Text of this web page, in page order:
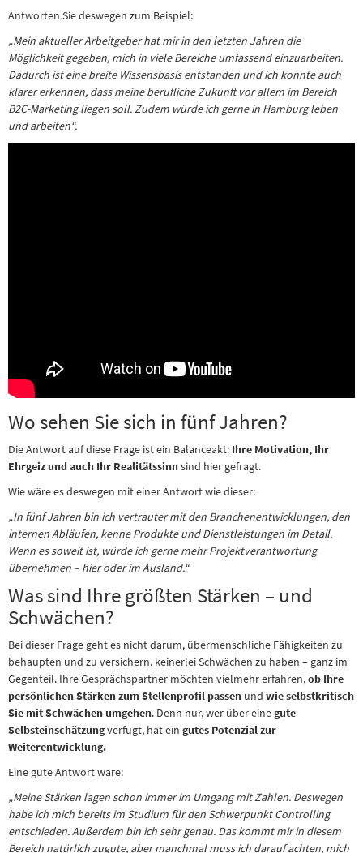
Antworten Sie deswegen zum Beispiel:
„Mein aktueller Arbeitgeber hat mir in den letzten Jahren die
Möglichkeit gegeben, mich in viele Bereiche umfassend einzuarbeiten.
Dadurch ist eine breite Wissensbasis entstanden und ich konnte auch
klarer erkennen, dass meine berufliche Zukunft vor allem im Bereich
B2C-Marketing liegen soll. Zudem würde ich gerne in Hamburg leben
und arbeiten“.
Wo sehen Sie sich in fünf Jahren?
Die Antwort auf diese Frage ist ein Balanceakt: Ihre Motivation, Ihr
Ehrgeiz und auch Ihr Realitätssinnsind hier gefragt.
Wie wäre es deswegen mit einer Antwort wie dieser:
„In fünf Jahren bin ich vertrauter mit den Branchenentwicklungen, den
internen Abläufen, kenne Produkte und Dienstleistungen im Detail.
Wenn es soweit ist, würde ich gerne mehr Projektverantwortung
übernehmen – hier oder im Ausland.“
Was sind Ihre größten Stärken – und
Schwächen?
Bei dieser Frage geht es nicht darum, übermenschliche Fähigkeiten zu
behaupten und zu versichern, keinerlei Schwächen zu haben – ganz im
Gegenteil. Ihre Gesprächspartner möchten vielmehr erfahren,ob Ihre
persönlichen Stärken zum Stellenprofil passen und wie selbstkritisch
Sie mit Schwächen umgehen. Denn nur, wer über einegute
Selbsteinschätzungverfügt, hat ein gutes Potenzial zur
Weiterentwicklung.
Eine gute Antwort wäre:
„Meine Stärken lagen schon immer im Umgang mit Zahlen. Deswegen
habe ich mich bereits im Studium für den Schwerpunkt Controlling
entschieden. Außerdem bin ich sehr genau. Das kommt mir in diesem
Bereich natürlich zugute, aber manchmal muss ich darauf achten, mich